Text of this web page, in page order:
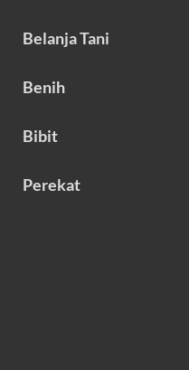
Belanja Tani
Benih
Bibit
Perekat